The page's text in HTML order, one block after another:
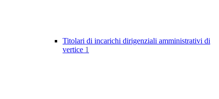
Titolari di incarichi dirigenziali amministrativi di
vertice 1